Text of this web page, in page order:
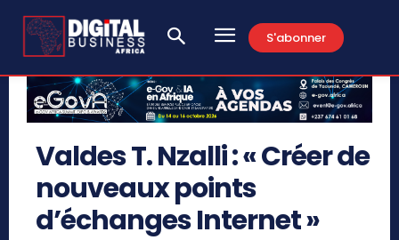
S'abonner
Valdes T. Nzalli : « Créer de
nouveaux points
d’échanges Internet »